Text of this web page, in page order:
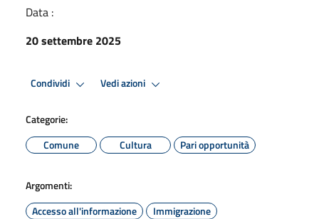
Data :
20 settembre 2025
Condividi Vedi azioni
Categorie:
Comune
Cultura Pari opportunità
Argomenti:
Accesso all'informazione
Immigrazione